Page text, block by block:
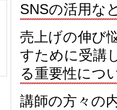
SNSの活用な
売上げの伸び
すために受講
る重要性につ
講師の方々の